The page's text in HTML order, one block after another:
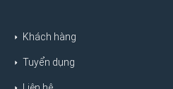
Khách hàng
Tuyển dụng